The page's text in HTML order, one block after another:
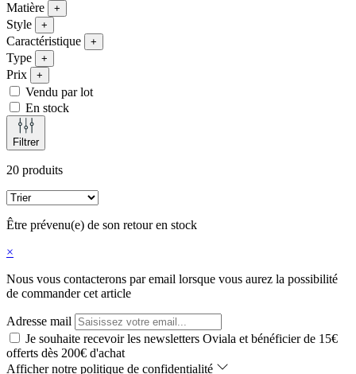
Matière +
Style +
Caractéristique +
Type +
Prix +
Vendu par lot
En stock
Filtrer
20 produits
Être prévenu(e) de son retour en stock
×
Nous vous contacterons par email lorsque vous aurez la possibilité
de commander cet article
Adresse mail
Je souhaite recevoir les newsletters Oviala et bénéficier de 15€
offerts dès 200€ d'achat
Afficher notre politique de confidentialité